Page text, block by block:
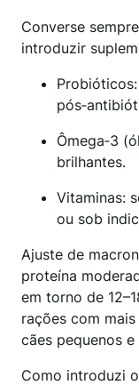
Converse
introduzir
Ômega‑3
brilhantes.
Vitaminas:
ou sob
Ajuste de
proteína
em torno de
rações com
cães pequenos e
Como introduzi